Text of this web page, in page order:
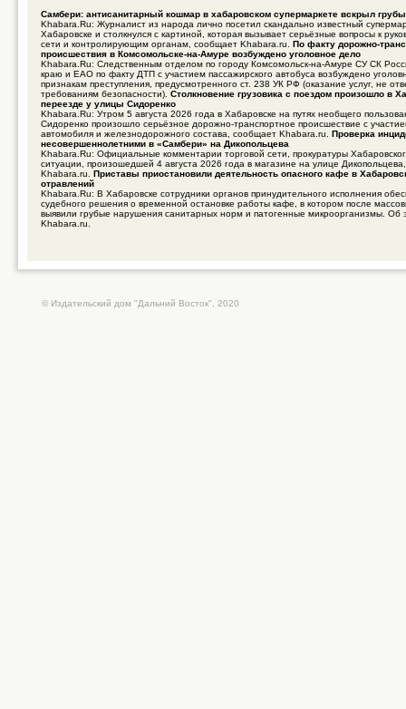
Самбери: антисанитарный кошмар в хабаровском супермаркете вскрыл
Khabara.Ru: Журналист из народа лично посетил скандально известный
Хабаровске и столкнулся с картиной, которая вызывает серьёзные вопросы к
сети и контролирующим органам, сообщает Khabara.ru. По факту дорожно-
происшествия в Комсомольске-на-Амуре возбуждено уголовное дело
Khabara.Ru: Следственным отделом по городу Комсомольск-на-Амуре СУ СК
краю и ЕАО по факту ДТП с участием пассажирского автобуса возбуждено
признакам преступления, предусмотренного ст. 238 УК РФ (оказание услуг, не
требованиям безопасности). Столкновение грузовика с поездом произошло в
переезде у улицы Сидоренко
Khabara.Ru: Утром 5 августа 2026 года в Хабаровске на путях необщего
Сидоренко произошло серьёзное дорожно-транспортное происшествие с
автомобиля и железнодорожного состава, сообщает Khabara.ru. Проверка
несовершеннолетними в «Самбери» на Дикопольцева
Khabara.Ru: Официальные комментарии торговой сети, прокуратуры
ситуации, произошедшей 4 августа 2026 года в магазине на улице
Khabara.ru. Приставы приостановили деятельность опасного кафе в
отравлений
Khabara.Ru: В Хабаровске сотрудники органов принудительного исполнения
судебного решения о временной остановке работы кафе, в котором после
выявили грубые нарушения санитарных норм и патогенные микроорганизмы. Об
Khabara.ru.
© Издательский дом "Дальний Восток", 2020